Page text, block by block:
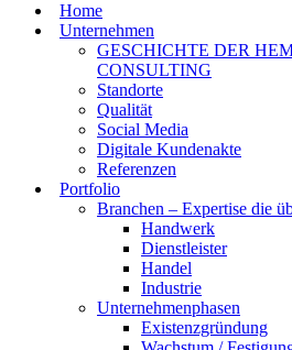
Home
Unternehmen
GESCHICHTE DER
CONSULTING
Standorte
Qualität
Social Media
Digitale Kundenakte
Referenzen
Portfolio
Branchen – Expertise die
Handwerk
Dienstleister
Handel
Industrie
Unternehmenphasen
Existenzgründung